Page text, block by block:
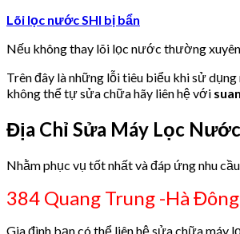
Lõi lọc nước SHI bị bẩn
Nếu không thay lõi lọc nước thường
Trên đây là những lỗi tiêu biểu khi sử
không thể tự sửa chữa hãy liên hệ với
Địa Chỉ Sửa Máy Lọc
Nhằm phục vụ tốt nhất và đáp ứng nhu
384 Quang Trung -Hà Đông
Gia đình bạn có thể liên hệ sửa chữa máy